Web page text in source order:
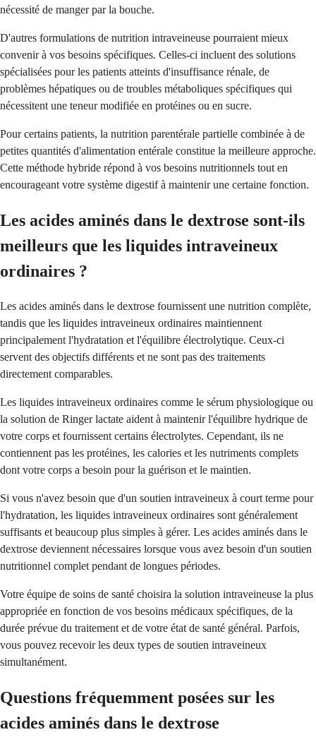
nécessité de manger par la bouche.
D'autres formulations de nutrition intraveineuse pourraient mieux
convenir à vos besoins spécifiques. Celles-ci incluent des solutions
spécialisées pour les patients atteints d'insuffisance rénale, de
problèmes hépatiques ou de troubles métaboliques spécifiques qui
nécessitent une teneur modifiée en protéines ou en sucre.
Pour certains patients, la nutrition parentérale partielle combinée à de
petites quantités d'alimentation entérale constitue la meilleure approche.
Cette méthode hybride répond à vos besoins nutritionnels tout en
encourageant votre système digestif à maintenir une certaine fonction.
Les acides aminés dans le dextrose sont-ils
meilleurs que les liquides intraveineux
ordinaires ?
Les acides aminés dans le dextrose fournissent une nutrition complète,
tandis que les liquides intraveineux ordinaires maintiennent
principalement l'hydratation et l'équilibre électrolytique. Ceux-ci
servent des objectifs différents et ne sont pas des traitements
directement comparables.
Les liquides intraveineux ordinaires comme le sérum physiologique ou
la solution de Ringer lactate aident à maintenir l'équilibre hydrique de
votre corps et fournissent certains électrolytes. Cependant, ils ne
contiennent pas les protéines, les calories et les nutriments complets
dont votre corps a besoin pour la guérison et le maintien.
Si vous n'avez besoin que d'un soutien intraveineux à court terme pour
l'hydratation, les liquides intraveineux ordinaires sont généralement
suffisants et beaucoup plus simples à gérer. Les acides aminés dans le
dextrose deviennent nécessaires lorsque vous avez besoin d'un soutien
nutritionnel complet pendant de longues périodes.
Votre équipe de soins de santé choisira la solution intraveineuse la plus
appropriée en fonction de vos besoins médicaux spécifiques, de la
durée prévue du traitement et de votre état de santé général. Parfois,
vous pouvez recevoir les deux types de soutien intraveineux
simultanément.
Questions fréquemment posées sur les
acides aminés dans le dextrose